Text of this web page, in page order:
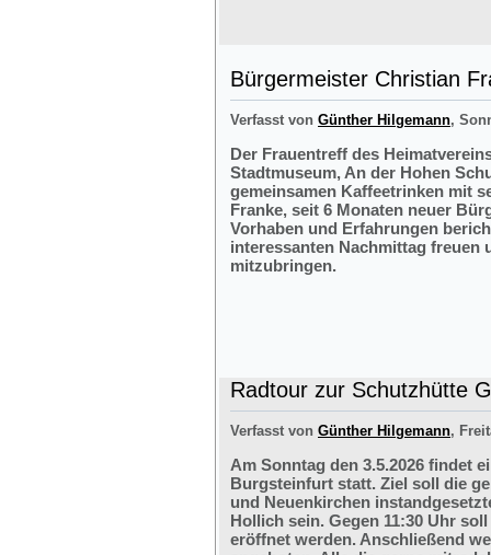
Bürgermeister Christian
Verfasst von Günther Hilgemann,
Der Frauentreff des
Stadtmuseum, An der Hohen
gemeinsamen Kaffeetrinken mit
Franke, seit 6 Monaten neuer
Vorhaben und Erfahrungen
interessanten Nachmittag freuen
mitzubringen.
Radtour zur Schutzhütte
Verfasst von Günther Hilgemann,
Am Sonntag den 3.5.2026 findet
Burgsteinfurt statt. Ziel soll die
und Neuenkirchen
Hollich sein. Gegen 11:30 Uhr
eröffnet werden. Anschließend